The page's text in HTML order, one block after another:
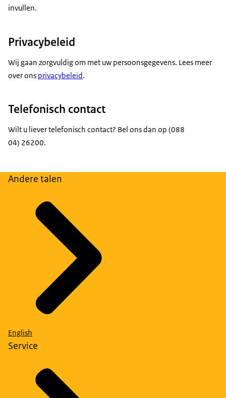
invullen.
Privacybeleid
Wij gaan zorgvuldig om met uw persoonsgegevens. Lees meer
over ons privacybeleid.
Telefonisch contact
Wilt u liever telefonisch contact? Bel ons dan op (088
04) 26200.
Andere talen
English
Service